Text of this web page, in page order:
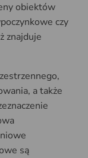
obiektów
czy
znajduje
a także
są